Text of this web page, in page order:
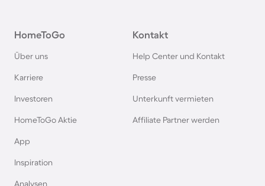
HomeToGo
Über uns
Karriere
Investoren
HomeToGo Aktie
App
Inspiration
Analysen
Kontakt
Help Center und Kontakt
Presse
Unterkunft vermieten
Affiliate Partner werden